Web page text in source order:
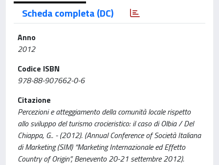
Scheda completa (DC)
Anno
2012
Codice ISBN
978-88-907662-0-6
Citazione
Percezioni e atteggiamento della comunità locale rispetto
allo sviluppo del turismo crocieristico: il caso di Olbia / Del
Chiappa, G.. - (2012). (Annual Conference of Società Italiana
di Marketing (SIM) “Marketing Internazionale ed Effetto
Country of Origin”, Benevento 20-21 settembre 2012).